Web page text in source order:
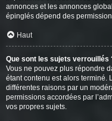
annonces et les annonces
épinglés dépend des
Haut
Que sont les sujets verrouillés
Vous ne pouvez plus répondre
étant contenu est alors terminé.
différentes raisons par un
permissions accordées par
vos propres sujets.